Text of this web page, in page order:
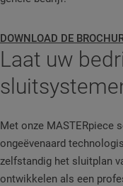
DOWNLOAD DE
Laat uw
Met onze MASTERpiece
ongeëvenaard
zelfstandig het sluitplan
ontwikkelen als een